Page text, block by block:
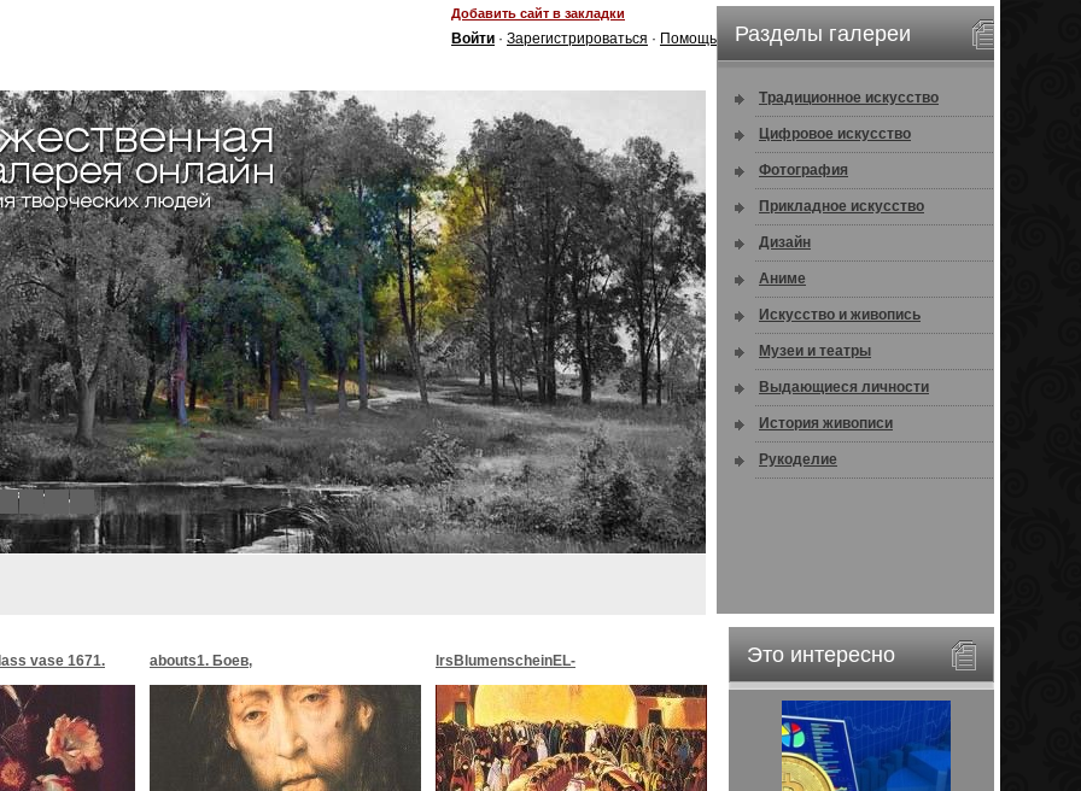
Добавить сайт в закладки
Войти · Зарегистрироваться · Помощь
8
Разделы галереи
Традиционное искусство
Цифровое искусство
Фотография
Прикладное искусство
Дизайн
Аниме
Искусство и живопись
Музеи и театры
Выдающиеся личности
История живописи
Рукоделие
Это интересно
vase 1671. abouts1. Боев, lrsBlumenscheinEL-
MoonMorningstar&EveStar.
Blumenschein,